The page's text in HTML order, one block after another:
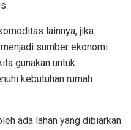
lainnya, jika
sumber ekonomi
gunakan untuk
kebutuhan rumah
ada lahan yang dibiarkan